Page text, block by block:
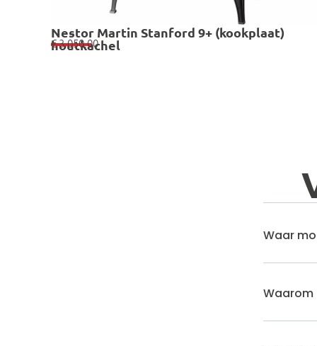
Nestor Martin Stanford 9+ (kookplaat)
houtkachel
€3.050,00
Waar
Waarom